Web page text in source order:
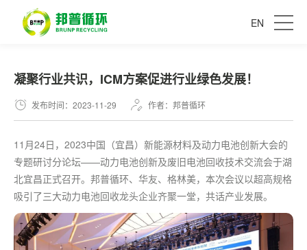
EN
凝聚行业共识，ICM方案促进行业绿色发展！
发布时间：2023-11-29 作者：邦普循环
11月24日，2023中国（宜昌）新能源材料及动力电池创新大会的
专题研讨分论坛——动力电池创新及废旧电池回收技术交流会于湖
北宜昌正式召开。邦普循环、华友、格林美，本次会议以超高规格
吸引了三大动力电池回收龙头企业齐聚一堂，共话产业发展。